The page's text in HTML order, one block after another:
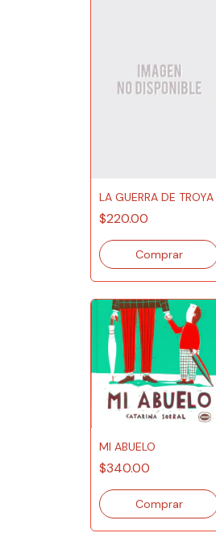
LA GUERRA DE TROYA
$220.00
MI ABUELO
$340.00